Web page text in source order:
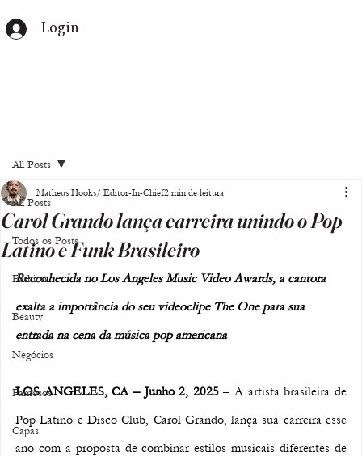
Login
All Posts
Todos os Posts
Fashion
Beauty
Negócios
Famosos
Capas
All Posts
Carol Grando lança carreira unindo o Pop
Latino e Funk Brasileiro
Matheus Hooks/ Editor-In-Chief2 min de leitura
Reconhecida no Los Angeles Music Video Awards, a cantora
exalta a importância do seu videoclipe The One para sua
entrada na cena da música pop americana
LOS ANGELES, CA – Junho 2, 2025 – A artista brasileira de
Pop Latino e Disco Club, Carol Grando, lança sua carreira esse
ano com a proposta de combinar estilos musicais diferentes de